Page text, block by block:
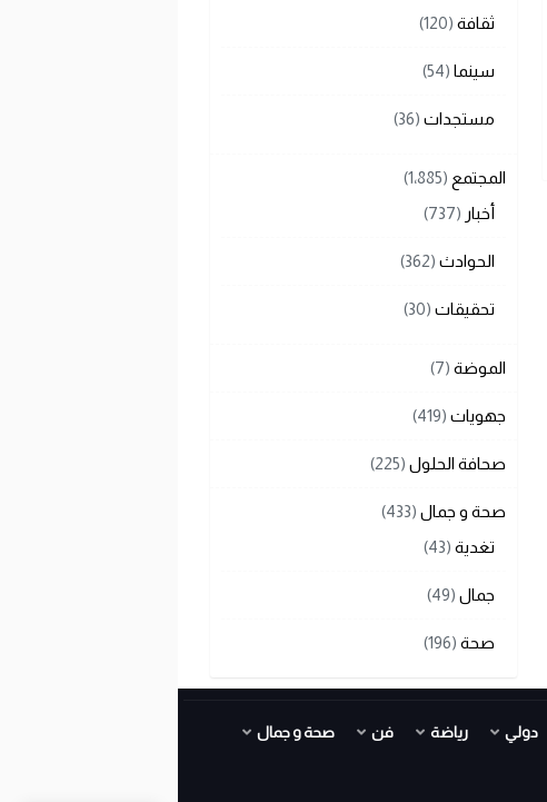
ثقافة (120)
سينما (54)
مستجدات (36)
المجتمع (1٬885)
أخبار (737)
الحوادث (362)
تحقيقات (30)
الموضة (7)
جهويات (419)
صحافة الحلول (225)
صحة و جمال (433)
تغدية (43)
جمال (49)
صحة (196)
دولي رياضة فن صحة و جمال